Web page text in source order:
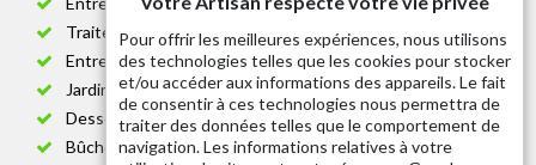
Traitement anti-chenille 87
Entreprise abattage arbre 87
Jardinier taille de haie 87
Dessouchage arbre et haie 87
Bûcheron 87
Pour offrir les meilleures expériences, nous utilisons
des technologies telles que les cookies pour stocker
et/ou accéder aux informations des appareils. Le fait
de consentir à ces technologies nous permettra de
traiter des données telles que le comportement de
navigation. Les informations relatives à votre